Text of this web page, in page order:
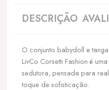
BABYDOLL
+
DESCRIÇÃO
O conjunto babydoll e tanga
LivCo Corsetti Fashion é
sedutora, pensada para
toque de sofisticação.